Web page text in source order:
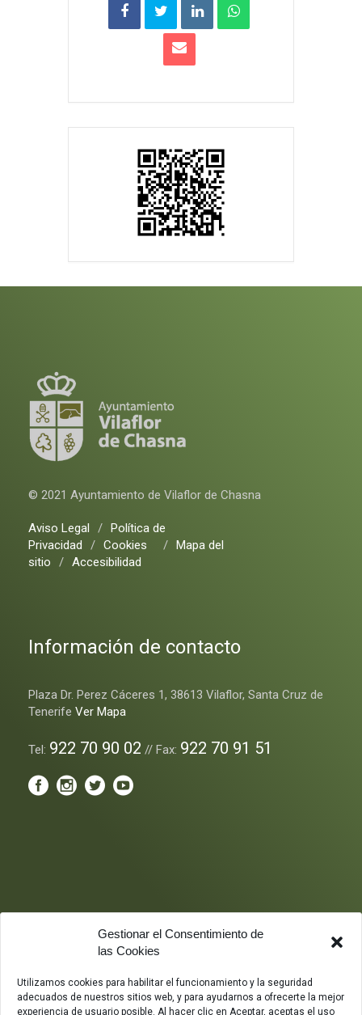
Gestionar el Consentimiento de
las Cookies
Utilizamos cookies para habilitar el funcionamiento y la seguridad
adecuados de nuestros sitios web, y para ayudarnos a ofrecerte la mejor
experiencia de usuario posible. Al hacer clic en Aceptar, aceptas el uso
© 2021 Ayuntamiento de Vilaflor de Chasna
Aviso Legal /
Política de
Privacidad
/ Cookies /
Mapa del
sitio
/ Accesibilidad
Información de contacto
Plaza Dr. Perez Cáceres 1, 38613 Vilaflor, Santa Cruz de
Tenerife Ver Mapa
Tel: 922 70 90 02 // Fax: 922 70 91 51